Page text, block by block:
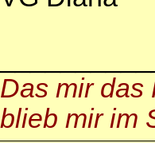
Das mir das
blieb mir im